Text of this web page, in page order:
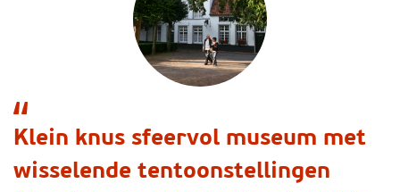
Klein knus sfeervol museum met
wisselende tentoonstellingen